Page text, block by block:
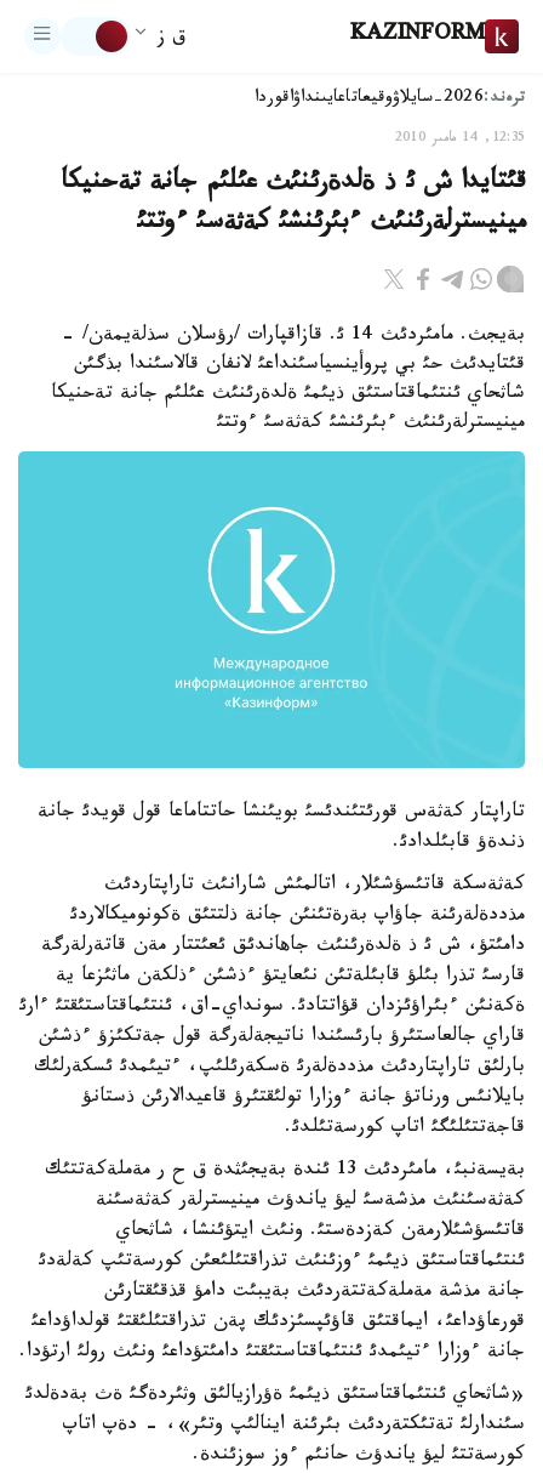
KAZINFORM ق ز
ترەند:2026-سايلاۋ وقيعاتاعايىنداۋاقوردا
12:35, 14 مامىر 2010
قئتايدا ش ئ ذ ةلدةرئنئث عئلئم جانة تةحنيكا
مينيسترلةرئنئث ءبئرئنشئ كةثةسئ ءوتتئ
بةيجث. مامئردئث 14 ئ. قازاقپارات /رؤسلان سذلةيمةن/ -
قئتايدئث حئ بي پروأينسياسئنداعئ لانفان قالاسئندا بذگئن
شاثحاي ئنتئماقتاستئق ذيئمئ ةلدةرئنئث عئلئم جانة تةحنيكا
مينيسترلةرئنئث ءبئرئنشئ كةثةسئ ءوتتئ
تاراپتار كةثةس قورئتئندئسئ بويئنشا حاتتاماعا قول قويدئ جانة
ذندةؤ قابئلدادئ.
كةثةسكة قاتئسؤشئلار، اتالمئش شارانئث تاراپتاردئث
مذددةلةرئنة جاؤاپ بةرةتئنئن جانة ذلتتئق ةكونوميكالاردئ
دامئتؤ، ش ئ ذ ةلدةرئنئث جاهاندئق ئعئتتار مةن قاتةرلةرگة
قارسئ تذرا بئلؤ قابئلةتئن نئعايتؤ ءذشئن ءذلكةن ماثئزعا ية
ةكةنئن ءبئراؤئزدان قؤاتتادئ. سونداي-اق، ئنتئماقتاستئقتئ ءارئ
قاراي جالعاستئرؤ بارئسئندا ناتيجةلةرگة قول جةتكئزؤ ءذشئن
بارلئق تاراپتاردئث مذددةلةرئ ةسكةرئلئپ، ءتيئمدئ ئسكةرلئك
بايلانئس ورناتؤ جانة ءوزارا تولئقتئرؤ قاعيدالارئن ذستانؤ
قاجةتتئلئگئ اتاپ كورسةتئلدئ.
بةيسةنبئ، مامئردئث 13 ئندة بةيجئثدة ق ح ر مةملةكةتتئك
كةثةسئنئث مذشةسئ ليؤ ياندؤث مينيسترلةر كةثةسئنة
قاتئسؤشئلارمةن كةزدةستئ. ونئث ايتؤئنشا، شاثحاي
ئنتئماقتاستئق ذيئمئ ءوزئنئث تذراقتئلئعئن كورسةتئپ كةلةدئ
جانة مذشة مةملةكةتتةردئث بةيبئت دامؤ قذقئقتارئن
قورعاؤداعئ، ايماقتئق قاؤئپسئزدئك پةن تذراقتئلئقتئ قولداؤداعئ
جانة ءوزارا ءتيئمدئ ئنتئماقتاستئقتئ دامئتؤداعئ ونئث رولئ ارتؤدا.
«شاثحاي ئنتئماقتاستئق ذيئمئ ةؤرازيالئق وثئردةگئ ةث بةدةلدئ
سئندارلئ تةتئكتةردئث بئرئنة اينالئپ وتئر»، - دةپ اتاپ
كورسةتتئ ليؤ ياندؤث حانئم ءوز سوزئندة.